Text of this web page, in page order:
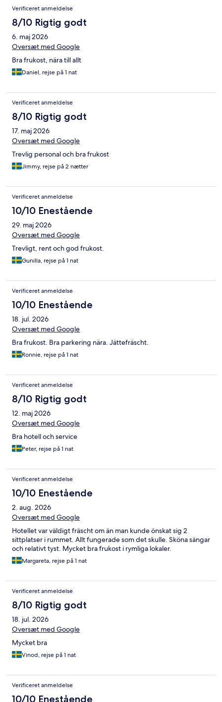
Verificeret anmeldelse
8/10 Rigtig godt
6. maj 2026
Oversæt med Google
Bra frukost, nära till allt
Daniel, rejse på 1 nat
Verificeret anmeldelse
8/10 Rigtig godt
17. maj 2026
Oversæt med Google
Trevlig personal och bra frukost
Jimmy, rejse på 2 nætter
Verificeret anmeldelse
10/10 Enestående
29. maj 2026
Oversæt med Google
Trevligt, rent och god frukost.
Gunilla, rejse på 1 nat
Verificeret anmeldelse
10/10 Enestående
18. jul. 2026
Oversæt med Google
Bra frukost. Bra parkering nära. Jättefräscht.
Ronnie, rejse på 1 nat
Verificeret anmeldelse
8/10 Rigtig godt
12. maj 2026
Oversæt med Google
Bra hotell och service
Peter, rejse på 1 nat
Verificeret anmeldelse
10/10 Enestående
2. aug. 2026
Oversæt med Google
Hotellet var väldigt fräscht om än man kunde önskat sig 2
sittplatser i rummet. Allt fungerade som det skulle. Sköna sängar
och relativt tyst. Mycket bra frukost i rymliga lokaler.
Margareta, rejse på 1 nat
Verificeret anmeldelse
8/10 Rigtig godt
18. jul. 2026
Oversæt med Google
Mycket bra
Vinod, rejse på 1 nat
Verificeret anmeldelse
10/10 Enestående